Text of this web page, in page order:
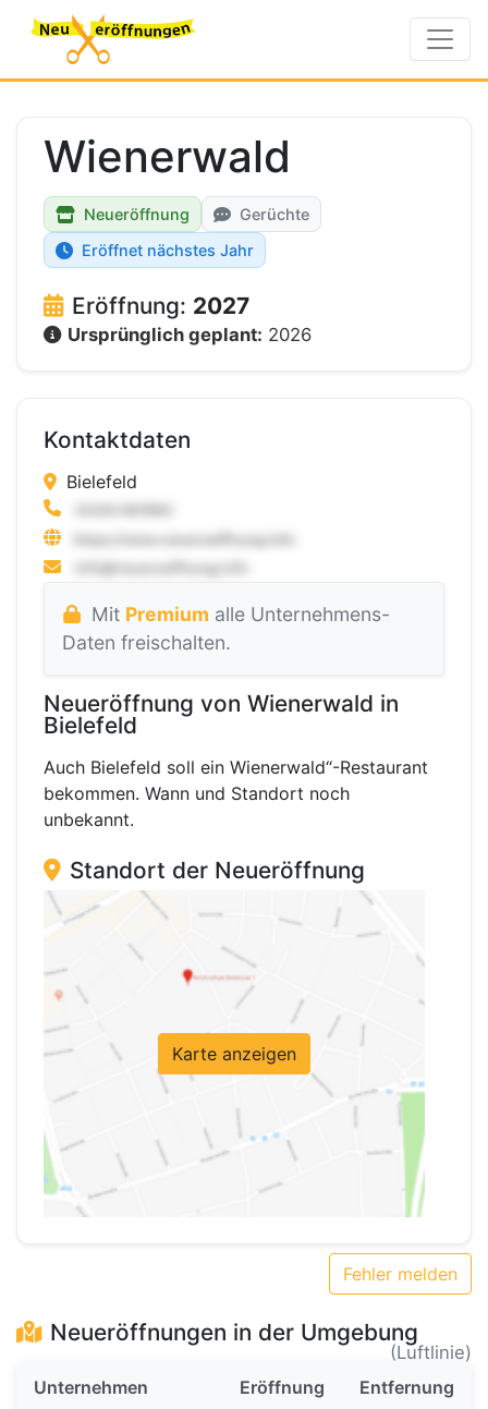
Wienerwald
Neueröffnung
Gerüchte
Eröffnet nächstes Jahr
Eröffnung: 2027
Ursprünglich geplant: 2026
Kontaktdaten
Bielefeld
Mit Premium alle Unternehmens-
Daten freischalten.
Neueröffnung von Wienerwald in
Bielefeld
Auch Bielefeld soll ein Wienerwald“-Restaurant
bekommen. Wann und Standort noch
unbekannt.
Standort der Neueröffnung
Karte anzeigen
Fehler melden
Neueröffnungen in der Umgebung
(Luftlinie)
Unternehmen
Eröffnung Entfernung